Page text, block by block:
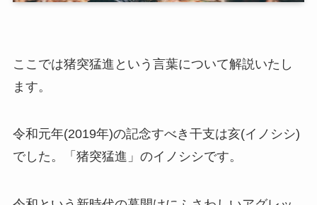
ここでは猪突猛進という言葉について解説いたし
ます。
令和元年(2019年)の記念すべき干支は亥(イノシシ)
でした。「猪突猛進」のイノシシです。